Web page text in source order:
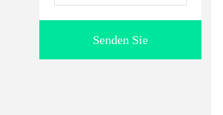
Senden Sie